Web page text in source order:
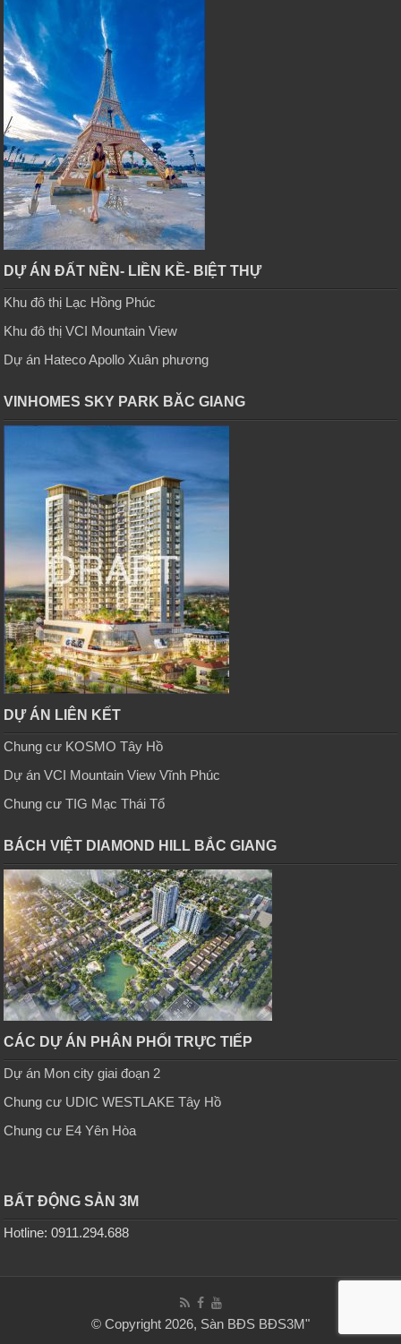
DỰ ÁN ĐẤT NỀN- LIỀN KỀ- BIỆT THỰ
Khu đô thị Lạc Hồng Phúc
Khu đô thị VCI Mountain View
Dự án Hateco Apollo Xuân phương
VINHOMES SKY PARK BĂC GIANG
DỰ ÁN LIÊN KẾT
Chung cư KOSMO Tây Hồ
Dự án VCI Mountain View Vĩnh Phúc
Chung cư TIG Mạc Thái Tổ
BÁCH VIỆT DIAMOND HILL BẮC GIANG
CÁC DỰ ÁN PHÂN PHỐI TRỰC TIẾP
Dự án Mon city giai đoạn 2
Chung cư UDIC WESTLAKE Tây Hồ
Chung cư E4 Yên Hòa
BẤT ĐỘNG SẢN 3M
Hotline: 0911.294.688
© Copyright 2026, Sàn BĐS BĐS3M"